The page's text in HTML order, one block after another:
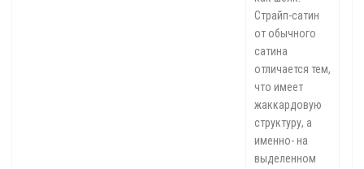
Страйп-сатин
от обычного
сатина
отличается тем,
что имеет
жаккардовую
структуру, а
именно- на
выделенном